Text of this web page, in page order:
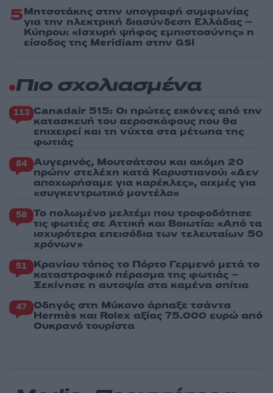
5Μητσοτάκης στην υπογραφή συμφωνίας
για την ηλεκτρική διασύνδεση Ελλάδας –
Κύπρου: «Ισχυρή ψήφος εμπιστοσύνης» η
είσοδος της Meridiam στην GSI
Πιο σχολιασμένα
113 Canadair 515: Οι πρώτες εικόνες από την
κατασκευή του αεροσκάφους που θα
επιχειρεί και τη νύχτα στα μέτωπα της
φωτιάς
84 Αυγερινός, Μουτσάτσου και ακόμη 20
πρώην στελέχη κατά Καρυστιανού: «Δεν
αποχωρήσαμε για καρέκλες», αιχμές για
«συγκεντρωτικό μοντέλο»
58 Το πολωμένο μελτέμι που τροφοδότησε
τις φωτιές σε Αττική και Βοιωτία: «Από τα
ισχυρότερα επεισόδια των τελευταίων 50
χρόνων»
51 Κρανίου τόπος το Πόρτο Γερμενό μετά το
καταστροφικό πέρασμα της φωτιάς –
Ξεκίνησε η αυτοψία στα καμένα σπίτια
47 Οδηγός στη Μύκονο άρπαξε τσάντα
Hermès και Rolex αξίας 75.000 ευρώ από
Ουκρανό τουρίστα